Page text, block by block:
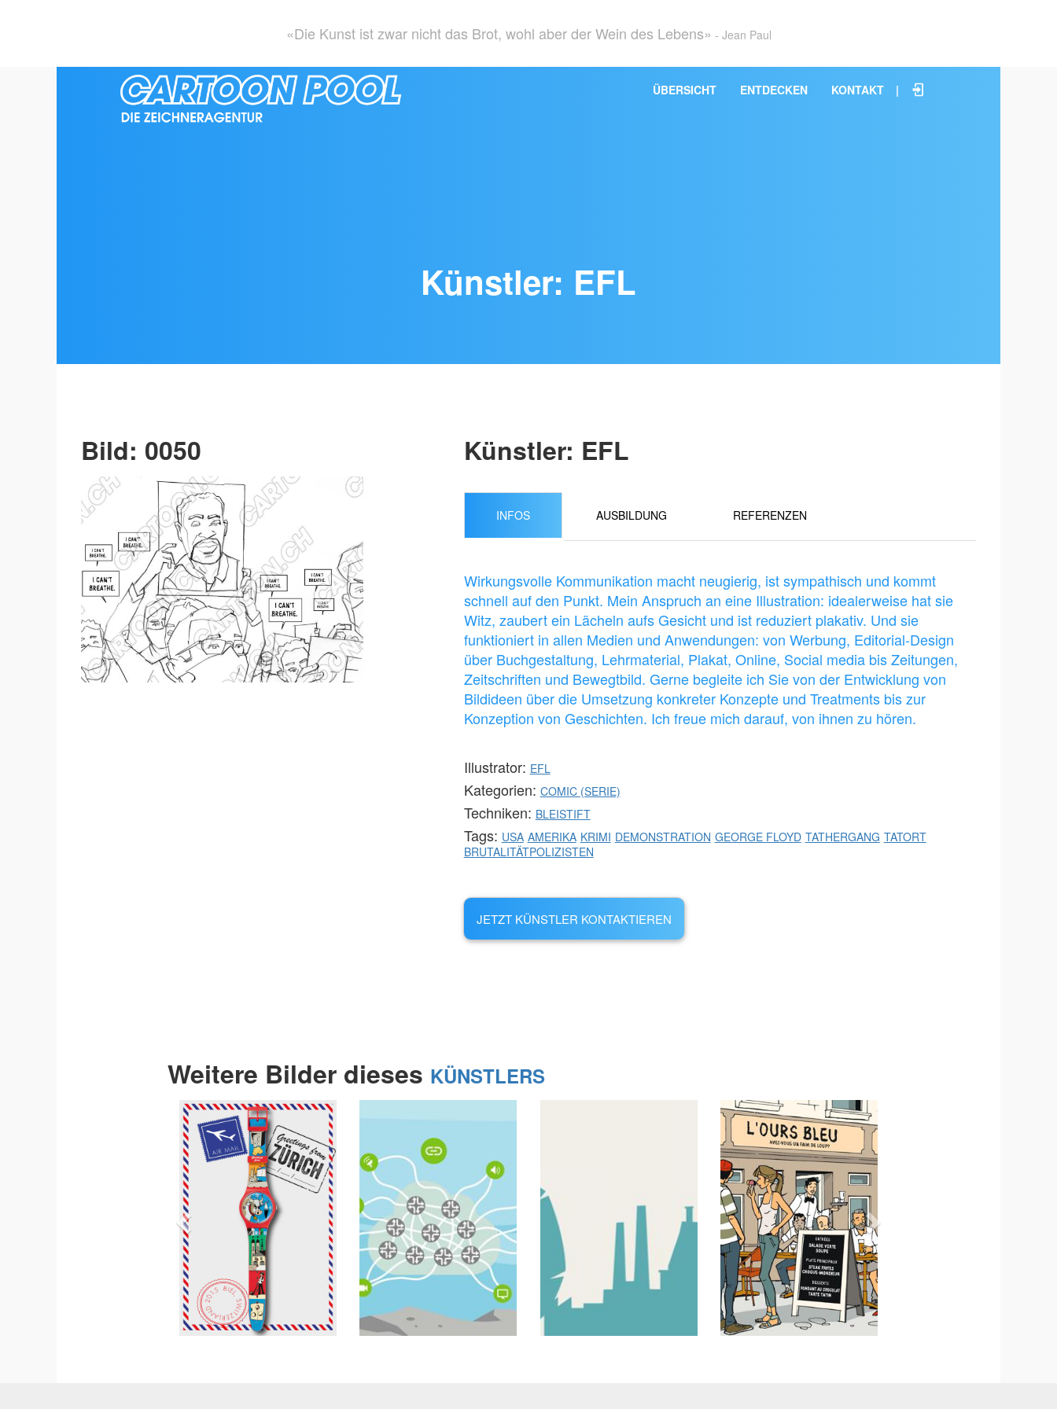
«Die Kunst ist zwar nicht das Brot, wohl aber der Wein des Lebens» - Jean Paul
ÜBERSICHT ENTDECKEN KONTAKT |
Künstler: EFL
Bild: 0050 Künstler: EFL
INFOS AUSBILDUNG REFERENZEN
Wirkungsvolle Kommunikation macht neugierig, ist sympathisch und kommt
schnell auf den Punkt. Mein Anspruch an eine Illustration: idealerweise hat sie
Witz, zaubert ein Lächeln aufs Gesicht und ist reduziert plakativ. Und sie
funktioniert in allen Medien und Anwendungen: von Werbung, Editorial-Design
über Buchgestaltung, Lehrmaterial, Plakat, Online, Social media bis Zeitungen,
Zeitschriften und Bewegtbild. Gerne begleite ich Sie von der Entwicklung von
Bildideen über die Umsetzung konkreter Konzepte und Treatments bis zur
Konzeption von Geschichten. Ich freue mich darauf, von ihnen zu hören.
Illustrator: EFL
Kategorien: COMIC (SERIE)
Techniken: BLEISTIFT
Tags: USA AMERIKA KRIMI DEMONSTRATION GEORGE FLOYD TATHERGANG TATORT
BRUTALITÄTPOLIZISTEN
JETZT KÜNSTLER KONTAKTIEREN
Weitere Bilder dieses KÜNSTLERS